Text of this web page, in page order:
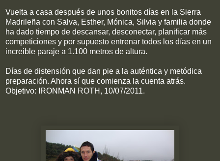
Vuelta a casa después de unos bonitos días en la Sierra
Madrileña con Salva, Esther, Mónica, Silvia y familia donde
ha dado tiempo de descansar, desconectar, planificar más
competiciones y por supuesto entrenar todos los días en un
increible paraje a 1.100 metros de altura.
Días de distensión que dan pie a la auténtica y metódica
preparación. Ahora sí que comienza la cuenta atrás.
Objetivo: IRONMAN ROTH, 10/07/2011.